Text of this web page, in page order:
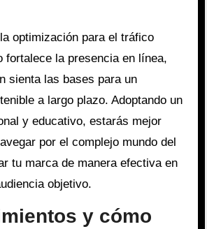
optimización para el tráfico
fortalece la presencia en línea,
sienta las bases para un
a largo plazo. Adoptando un
y educativo, estarás mejor
por el complejo mundo del
tu marca de manera efectiva en
objetivo.
y cómo